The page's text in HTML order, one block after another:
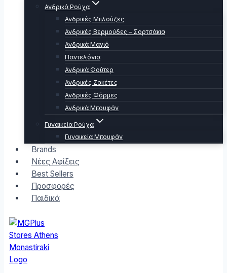
Ανδρικά Ρούχα
Ανδρικές Μπλούζες
Ανδρικές Βερμούδες – Σορτσάκια
Ανδρικά Μαγιό
Παντελόνια
Ανδρικά Φούτερ
Ανδρικές Ζακέτες
Ανδρικές Φόρμες
Ανδρικά Μπουφάν
Γυναικεία Ρούχα
Γυναικεία Μπουφάν
Brands
Νέες Αφίξεις
Best Sellers
Προσφορές
Παιδικά